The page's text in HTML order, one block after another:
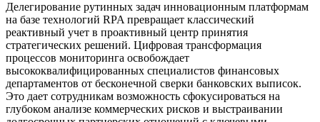
Делегирование рутинных задач инновационным платформам
на базе технологий RPA превращает классический
реактивный учет в проактивный центр принятия
стратегических решений. Цифровая трансформация
процессов мониторинга освобождает
высококвалифицированных специалистов финансовых
департаментов от бесконечной сверки банковских выписок.
Это дает сотрудникам возможность сфокусироваться на
глубоком анализе коммерческих рисков и выстраивании